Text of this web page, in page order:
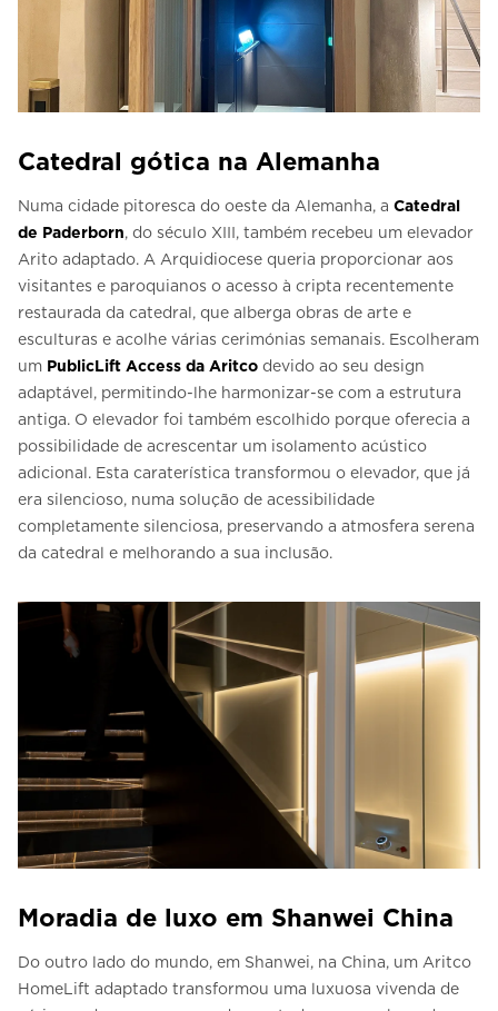
Catedral gótica na Alemanha
Numa cidade pitoresca do oeste da Alemanha, a Catedral
de Paderborn, do século XIII, também recebeu um elevador
Arito adaptado. A Arquidiocese queria proporcionar aos
visitantes e paroquianos o acesso à cripta recentemente
restaurada da catedral, que alberga obras de arte e
esculturas e acolhe várias cerimónias semanais. Escolheram
um PublicLift Access da Aritco devido ao seu design
adaptável, permitindo-lhe harmonizar-se com a estrutura
antiga. O elevador foi também escolhido porque oferecia a
possibilidade de acrescentar um isolamento acústico
adicional. Esta caraterística transformou o elevador, que já
era silencioso, numa solução de acessibilidade
completamente silenciosa, preservando a atmosfera serena
da catedral e melhorando a sua inclusão.
Moradia de luxo em Shanwei China
Do outro lado do mundo, em Shanwei, na China, um Aritco
HomeLift adaptado transformou uma luxuosa vivenda de